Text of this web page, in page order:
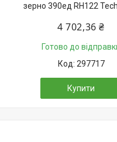
зерно 390ед RH122
4 702,36 ₴
Готово до
297717
Купити